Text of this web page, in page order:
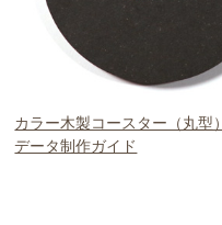
カラー木製コースター（丸型）
データ制作ガイド